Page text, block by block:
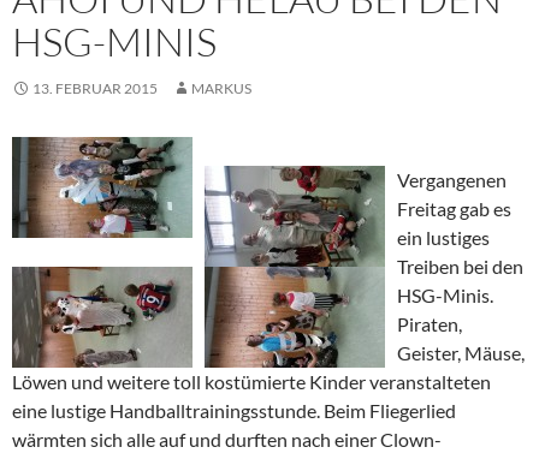
HSG-MINIS
13. FEBRUAR 2015 MARKUS
Vergangenen
Freitag gab es
ein lustiges
Treiben bei den
HSG-Minis.
Piraten,
Geister, Mäuse,
Löwen und weitere toll kostümierte Kinder veranstalteten
eine lustige Handballtrainingsstunde. Beim Fliegerlied
wärmten sich alle auf und durften nach einer Clown-